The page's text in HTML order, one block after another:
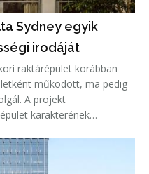
Sydney egyik
irodáját
raktárépület korábban
működött, ma pedig
A projekt
karakterének